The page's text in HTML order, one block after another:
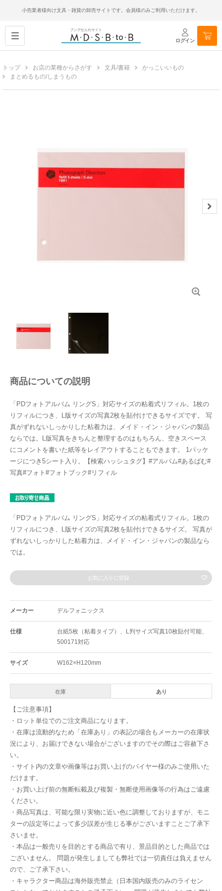
小売業者様向け文具・雑貨の卸売サイトです。会員様のみご利用いただけます。
ログイン
トップ お店の業種からさがす 文具/書籍
かっこいいもの
まとめるもの/しまうもの
商品についての説明
「PDフォトアルバム リングS」対応サイズの粘着式リフィル。1枚の
リフィルにつき、L版サイズの写真2枚を貼付けできるサイズです。 写
真がずれないしっかりした粘着力は、メイド・イン・ジャパンの製品
ならでは。L版写真をきちんと整理するのはもちろん、空きスペース
にコメントを書いた紙等をレイアウトすることもできます。 1パッケ
ージにつき5シート入り。【検索ハッシュタグ】#アルバム#あるばむ#
写真#フォト#フォトブック#リフィル
「PDフォトアルバム リングS」対応サイズの粘着式リフィル。1枚の
リフィルにつき、L版サイズの写真2枚を貼付けできるサイズ。 写真が
ずれないしっかりした粘着力は、メイド・イン・ジャパンの製品なら
では。
お気に入りに登録
メーカー デルフォニックス
仕様
台紙5枚（粘着タイプ）、L判サイズ写真10枚貼付可能、
500171対応
サイズ W162×H120mm
在庫 あり
【ご注意事項】
・ロット単位でのご注文商品になります。
・在庫は流動的なため「在庫あり」の表記の場合もメーカーの在庫状
況により、お届けできない場合がございますのでその際はご容赦下さ
い。
・サイト内の文章や画像等はお買い上げのバイヤー様のみご使用いた
だけます。
・お買い上げ前の無断転載及び複製・無断使用画像等の行為はご遠慮
ください。
・商品写真は、可能な限り実物に近い色に調整しておりますが、モニ
ターの設定等によって多少誤差が生じる事がございますことご了承下
さいませ。
・本品は一般売りを目的とする商品で有り、景品目的とした商品では
ございません。 問題が発生しましても弊社では一切責任は負えません
ので、ご了承下さい。
・キャラクター商品は海外販売禁止（日本国内販売のみのライセン